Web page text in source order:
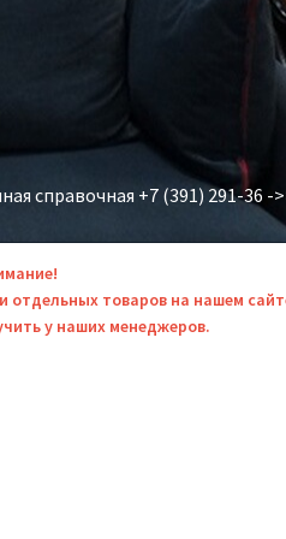
справочная +7 (391) 291-36 -
товаров на нашем
у наших менеджеров.